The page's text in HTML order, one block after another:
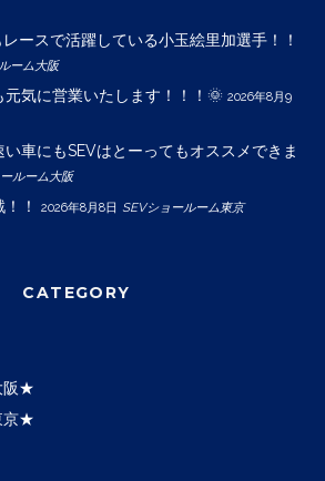
ースで活躍している小玉絵里加選手！！
ーム大阪
気に営業いたします！！！🌞 2026年8月9
車にもSEVはとーってもオススメできま
ルーム大阪
！ 2026年8月8日 SEVショールーム東京
CATEGORY
阪★
京★